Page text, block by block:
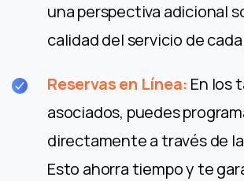
una perspectiva adicional
calidad del servicio de
Reservas en Línea: En los
asociados, puedes
directamente a través de
Esto ahorra tiempo y te